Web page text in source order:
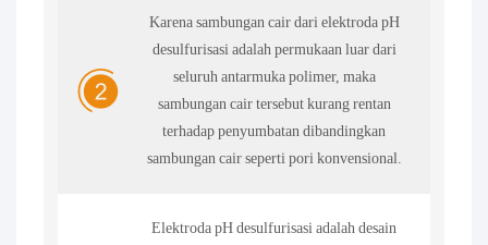
Karena sambungan cair dari elektroda pH
desulfurisasi adalah permukaan luar dari
seluruh antarmuka polimer, maka
sambungan cair tersebut kurang rentan
terhadap penyumbatan dibandingkan
sambungan cair seperti pori konvensional.
Elektroda pH desulfurisasi adalah desain